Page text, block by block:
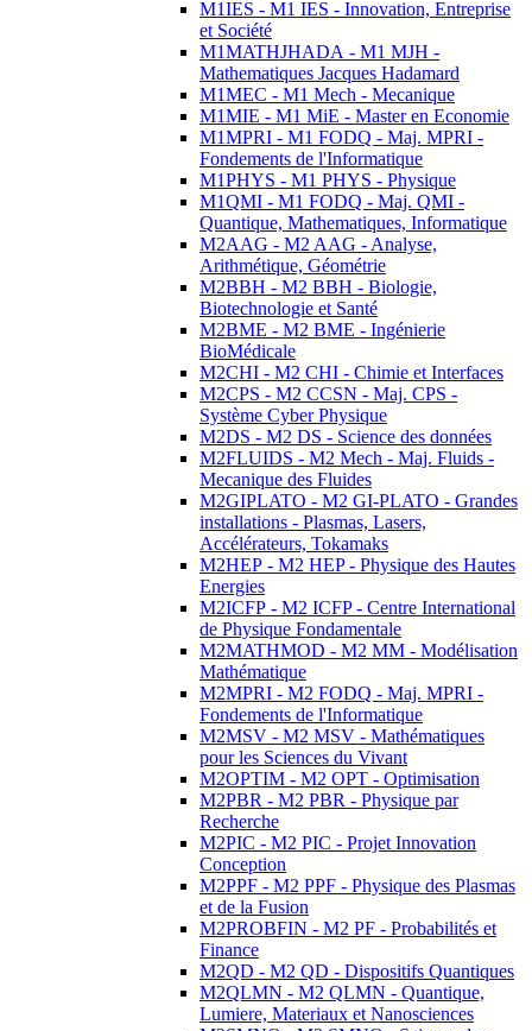
M1IES - M1 IES - Innovation, Entreprise
et Société
M1MATHJHADA - M1 MJH -
Mathematiques Jacques Hadamard
M1MEC - M1 Mech - Mecanique
M1MIE - M1 MiE - Master en Economie
M1MPRI - M1 FODQ - Maj. MPRI -
Fondements de l'Informatique
M1PHYS - M1 PHYS - Physique
M1QMI - M1 FODQ - Maj. QMI -
Quantique, Mathematiques, Informatique
M2AAG - M2 AAG - Analyse,
Arithmétique, Géométrie
M2BBH - M2 BBH - Biologie,
Biotechnologie et Santé
M2BME - M2 BME - Ingénierie
BioMédicale
M2CHI - M2 CHI - Chimie et Interfaces
M2CPS - M2 CCSN - Maj. CPS -
Système Cyber Physique
M2DS - M2 DS - Science des données
M2FLUIDS - M2 Mech - Maj. Fluids -
Mecanique des Fluides
M2GIPLATO - M2 GI-PLATO - Grandes
installations - Plasmas, Lasers,
Accélérateurs, Tokamaks
M2HEP - M2 HEP - Physique des Hautes
Energies
M2ICFP - M2 ICFP - Centre International
de Physique Fondamentale
M2MATHMOD - M2 MM - Modélisation
Mathématique
M2MPRI - M2 FODQ - Maj. MPRI -
Fondements de l'Informatique
M2MSV - M2 MSV - Mathématiques
pour les Sciences du Vivant
M2OPTIM - M2 OPT - Optimisation
M2PBR - M2 PBR - Physique par
Recherche
M2PIC - M2 PIC - Projet Innovation
Conception
M2PPF - M2 PPF - Physique des Plasmas
et de la Fusion
M2PROBFIN - M2 PF - Probabilités et
Finance
M2QD - M2 QD - Dispositifs Quantiques
M2QLMN - M2 QLMN - Quantique,
Lumiere, Materiaux et Nanosciences